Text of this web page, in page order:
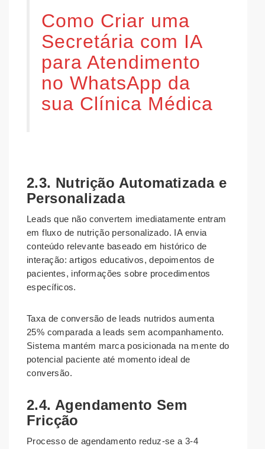
Como Criar uma
Secretária com IA
para Atendimento
no WhatsApp da
sua Clínica Médica
2.3. Nutrição Automatizada e
Personalizada
Leads que não convertem imediatamente entram
em fluxo de nutrição personalizado. IA envia
conteúdo relevante baseado em histórico de
interação: artigos educativos, depoimentos de
pacientes, informações sobre procedimentos
específicos.
Taxa de conversão de leads nutridos aumenta
25% comparada a leads sem acompanhamento.
Sistema mantém marca posicionada na mente do
potencial paciente até momento ideal de
conversão.
2.4. Agendamento Sem
Fricção
Processo de agendamento reduz-se a 3-4